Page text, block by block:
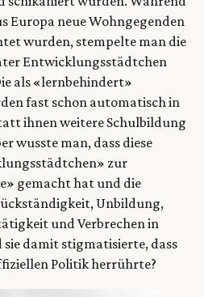
neue Wohngegenden
wurden, stempelte man die
Entwicklungsstädtchen
als «lernbehindert»
fast schon automatisch in
ihnen weitere Schulbildung
wusste man, dass diese
zur
gemacht hat und die
Unbildung,
und Verbrechen in
damit stigmatisierte, dass
Politik herrührte?